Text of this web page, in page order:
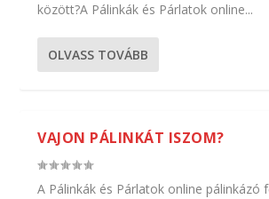
között?A Pálinkák és Párlatok online...
OLVASS TOVÁBB
VAJON PÁLINKÁT ISZOM?
A Pálinkák és Párlatok online pálinkázó